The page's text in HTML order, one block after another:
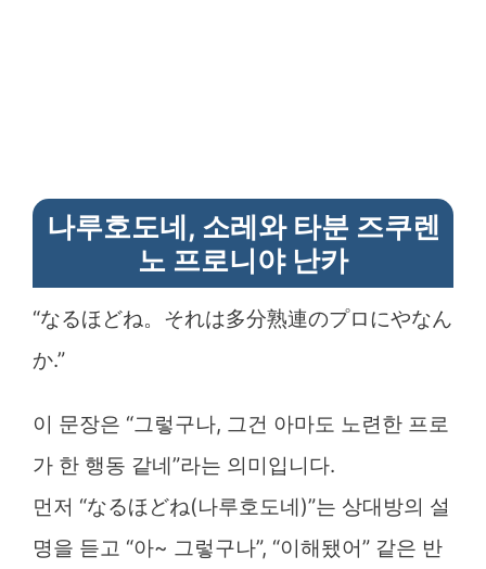
나루호도네, 소레와 타분 즈쿠렌
노 프로니야 난카
“なるほどね。それは多分熟連のプロにやなん
か.”
이 문장은 “그렇구나, 그건 아마도 노련한 프로
가 한 행동 같네”라는 의미입니다.
먼저 “なるほどね(나루호도네)”는 상대방의 설
명을 듣고 “아~ 그렇구나”, “이해됐어” 같은 반